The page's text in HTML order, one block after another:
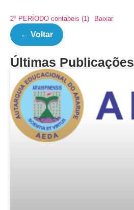
2º PERÍODO contabeis (1) Baixar
← Voltar
Últimas Publicações